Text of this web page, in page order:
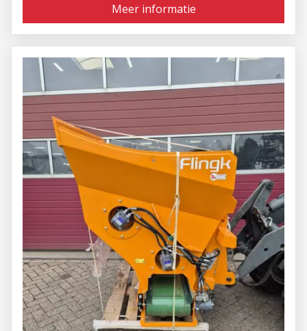
Meer informatie